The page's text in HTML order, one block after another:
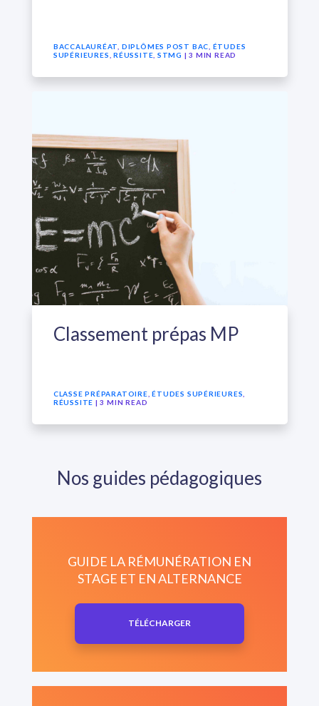
BACCALAURÉAT DIPLÔMES POST BAC ÉTUDES
SUPÉRIEURES ,RÉUSSITE STMG | 3 MIN READ
Classement prépas MP
CLASSE PRÉPARATOIRE ,ÉTUDES SUPÉRIEURES
RÉUSSITE | 3 MIN READ
Nos guides pédagogiques
GUIDE LA RÉMUNÉRATION EN
STAGE ET EN ALTERNANCE
TÉLÉCHARGER